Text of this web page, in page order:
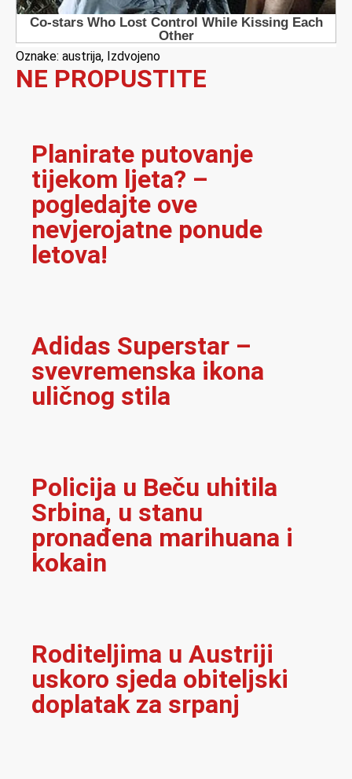
Oznake: austrija, Izdvojeno
NE PROPUSTITE
Planirate putovanje
tijekom ljeta? –
pogledajte ove
nevjerojatne ponude
letova!
Adidas Superstar –
svevremenska ikona
uličnog stila
Policija u Beču uhitila
Srbina, u stanu
pronađena marihuana i
kokain
Roditeljima u Austriji
uskoro sjeda obiteljski
doplatak za srpanj